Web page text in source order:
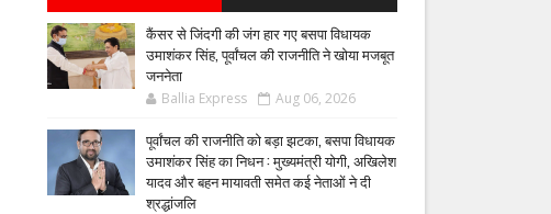
कैंसर से जिंदगी की जंग हार गए बसपा विधायक
उमाशंकर सिंह, पूर्वांचल की राजनीति ने खोया मजबूत
जननेता
Ballia Express Aug 06, 2026
पूर्वांचल की राजनीति को बड़ा झटका, बसपा विधायक
उमाशंकर सिंह का निधन : मुख्यमंत्री योगी, अखिलेश
यादव और बहन मायावती समेत कई नेताओं ने दी
श्रद्धांजलि